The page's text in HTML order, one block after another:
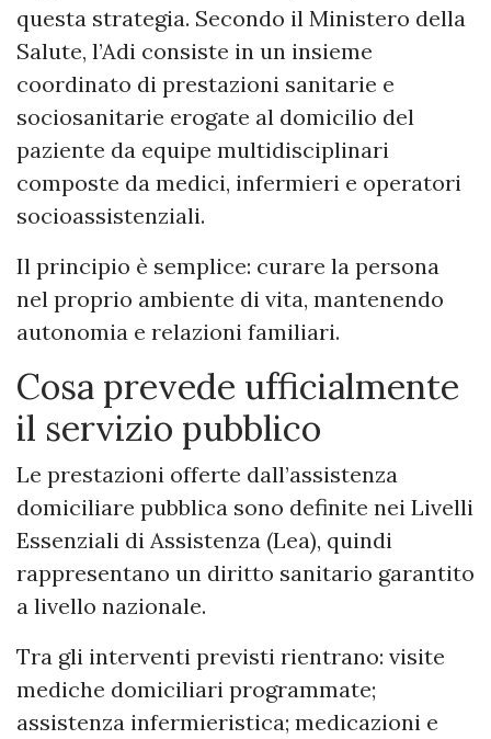
questa strategia. Secondo il Ministero della
Salute, l’Adi consiste in un insieme
coordinato di prestazioni sanitarie e
sociosanitarie erogate al domicilio del
paziente da equipe multidisciplinari
composte da medici, infermieri e operatori
socioassistenziali.
Il principio è semplice: curare la persona
nel proprio ambiente di vita, mantenendo
autonomia e relazioni familiari.
Cosa prevede ufficialmente
il servizio pubblico
Le prestazioni offerte dall’assistenza
domiciliare pubblica sono definite nei Livelli
Essenziali di Assistenza (Lea), quindi
rappresentano un diritto sanitario garantito
a livello nazionale.
Tra gli interventi previsti rientrano: visite
mediche domiciliari programmate;
assistenza infermieristica; medicazioni e